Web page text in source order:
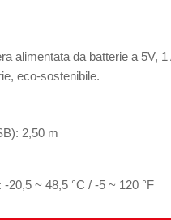
alimentata da batterie a 5V,
eco-sostenibile.
2,50 m
20,5 ~ 48,5 °C / -5 ~ 120 °F